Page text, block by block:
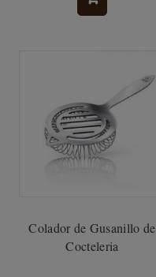
Colador de Gusanillo de
Cocteleria